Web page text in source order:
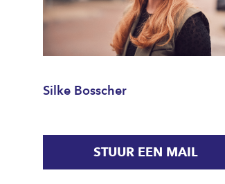
Silke Bosscher
STUUR EEN MAIL